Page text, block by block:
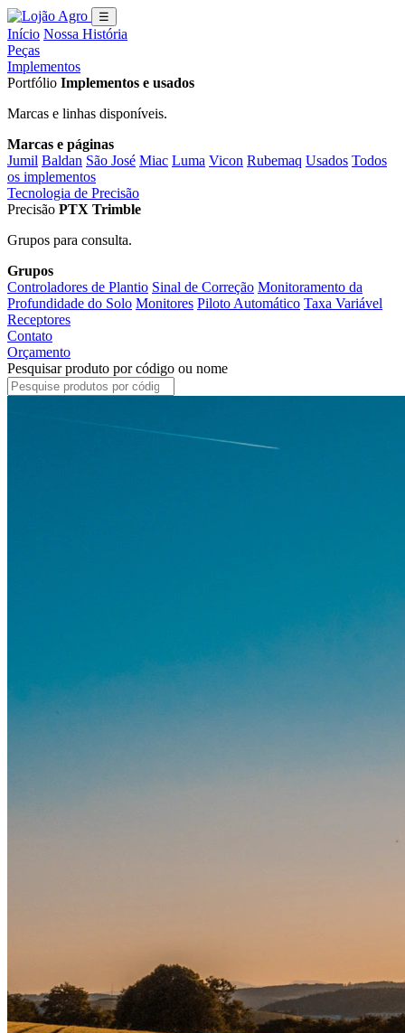
☰
Início Nossa História
Peças
Implementos
Portfólio Implementos e usados
Marcas e linhas disponíveis.
Marcas e páginas
Jumil Baldan São José Miac Luma Vicon Rubemaq Usados Todos
os implementos
Tecnologia de Precisão
Precisão PTX Trimble
Grupos para consulta.
Grupos
Controladores de Plantio Sinal de Correção Monitoramento da
Profundidade do Solo Monitores Piloto Automático Taxa Variável
Receptores
Contato
Orçamento
Pesquisar produto por código ou nome